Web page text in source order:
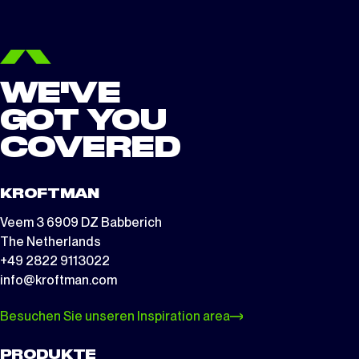
WE'VE
GOT YOU
COVERED
KROFTMAN
Veem 3 6909 DZ Babberich
The Netherlands
+49 2822 9113022
info@kroftman.com
Besuchen Sie unseren Inspiration area
PRODUKTE